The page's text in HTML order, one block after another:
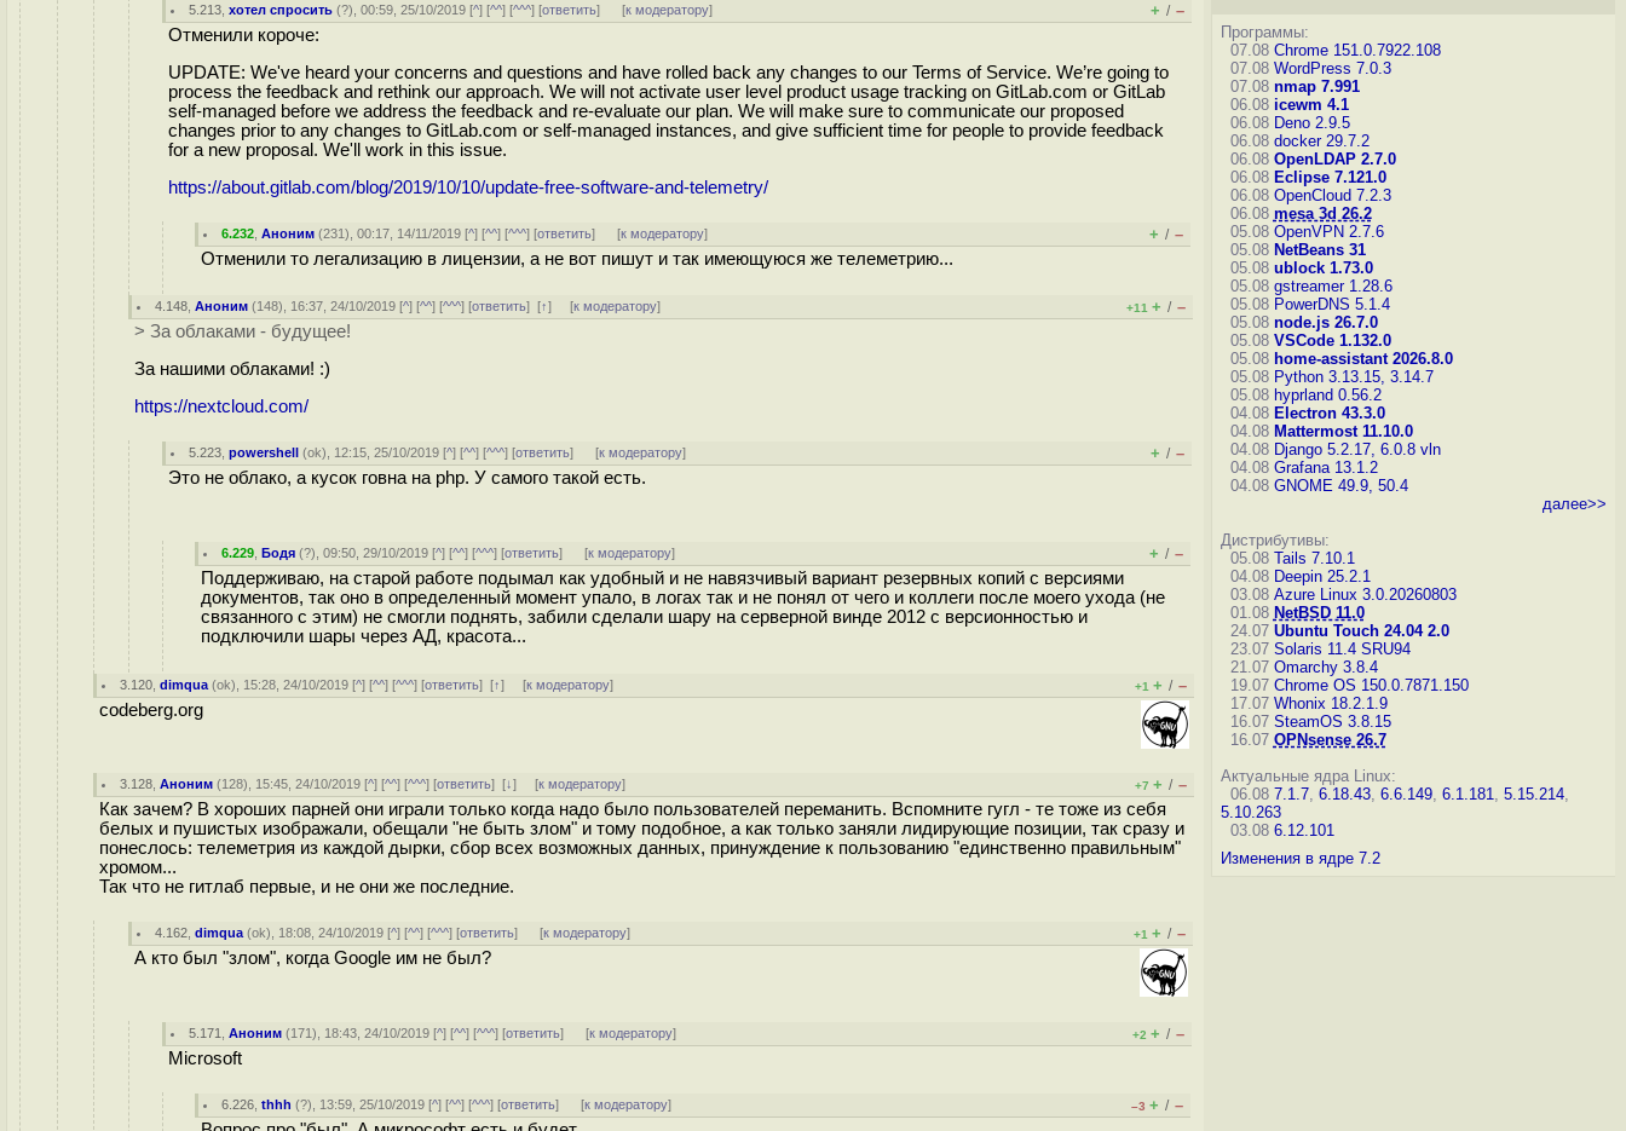
5.213 ,хотел спросить (?), 00:59, 25/10/2019 [^] [^^] [^^^] [ответить] [к модератору] + / –
Отменили короче:
UPDATE: We've heard your concerns and questions and have rolled back any changes to our Terms of Service. We’re going to
process the feedback and rethink our approach. We will not activate user level product usage tracking on GitLab.com or GitLab
self-managed before we address the feedback and re-evaluate our plan. We will make sure to communicate our proposed
changes prior to any changes to GitLab.com or self-managed instances, and give sufficient time for people to provide feedback
for a new proposal. We'll work in this issue.
https://about.gitlab.com/blog/2019/10/10/update-free-software-and-telemetry/
6.232 ,Аноним (231), 00:17, 14/11/2019 [^] [^^] [^^^] [ответить] [к модератору] + / –
Отменили то легализацию в лицензии, а не вот пишут и так имеющуюся же телеметрию...
4.148 ,Аноним (148), 16:37, 24/10/2019 [^] [^^] [^^^] [ответить][↑] [к модератору] +11 + / –
> За облаками - будущее!
За нашими облаками! :)
https://nextcloud.com/
5.223 ,powershell (ok), 12:15, 25/10/2019 [^] [^^] [^^^] [ответить] [к модератору] + / –
Это не облако, а кусок говна на php. У самого такой есть.
6.229 ,Бодя (?), 09:50, 29/10/2019 [^] [^^] [^^^] [ответить] [к модератору] + / –
Поддерживаю, на старой работе подымал как удобный и не навязчивый вариант резервных копий с версиями
документов, так оно в определенный момент упало, в логах так и не понял от чего и коллеги после моего ухода (не
связанного с этим) не смогли поднять, забили сделали шару на серверной винде 2012 с версионностью и
подключили шары через АД, красота...
3.120 ,dimqua (ok), 15:28, 24/10/2019 [^] [^^] [^^^] [ответить][↑] [к модератору] +1 + / –
codeberg.org
3.128 ,Аноним (128), 15:45, 24/10/2019 [^] [^^] [^^^] [ответить][↓] [к модератору] +7 + / –
Как зачем? В хороших парней они играли только когда надо было пользователей переманить. Вспомните гугл - те тоже из себя
белых и пушистых изображали, обещали "не быть злом" и тому подобное, а как только заняли лидирующие позиции, так сразу и
понеслось: телеметрия из каждой дырки, сбор всех возможных данных, принуждение к пользованию "единственно правильным"
хромом...
Так что не гитлаб первые, и не они же последние.
4.162 ,dimqua (ok), 18:08, 24/10/2019 [^] [^^] [^^^] [ответить] [к модератору] +1 + / –
А кто был "злом", когда Google им не был?
5.171 ,Аноним (171), 18:43, 24/10/2019 [^] [^^] [^^^] [ответить] [к модератору] +2 + / –
Microsoft
6.226 ,thhh (?), 13:59, 25/10/2019 [^] [^^] [^^^] [ответить] [к модератору] –3 + / –
Программы:
07.08 Chrome 151.0.7922.108
07.08 WordPress 7.0.3
07.08 nmap 7.991
06.08 icewm 4.1
06.08 Deno 2.9.5
06.08 docker 29.7.2
06.08 OpenLDAP 2.7.0
06.08 Eclipse 7.121.0
06.08 OpenCloud 7.2.3
06.08 mesa 3d 26.2
05.08 OpenVPN 2.7.6
05.08 NetBeans 31
05.08 ublock 1.73.0
05.08 gstreamer 1.28.6
05.08 PowerDNS 5.1.4
05.08 node.js 26.7.0
05.08 VSCode 1.132.0
05.08 home-assistant 2026.8.0
05.08 Python 3.13.15, 3.14.7
05.08 hyprland 0.56.2
04.08 Electron 43.3.0
04.08 Mattermost 11.10.0
04.08 Django 5.2.17, 6.0.8 vln
04.08 Grafana 13.1.2
04.08 GNOME 49.9, 50.4
далее>>
Дистрибутивы:
05.08 Tails 7.10.1
04.08 Deepin 25.2.1
03.08 Azure Linux 3.0.20260803
01.08 NetBSD 11.0
24.07 Ubuntu Touch 24.04 2.0
23.07 Solaris 11.4 SRU94
21.07 Omarchy 3.8.4
19.07 Chrome OS 150.0.7871.150
17.07 Whonix 18.2.1.9
16.07 SteamOS 3.8.15
16.07 OPNsense 26.7
Актуальные ядра Linux:
06.08 7.1.7, 6.18.43, 6.6.149, 6.1.181, 5.15.214,
5.10.263
03.08 6.12.101
Изменения в ядре 7.2